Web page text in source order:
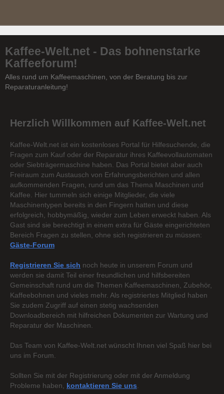
Kaffee-Welt.net - Das bohnenstarke
Kaffeeforum!
Alles rund um Kaffeemaschinen, von der Beratung bis zur
Reparaturanleitung!
Herzlich Willkommen auf Kaffee-Welt.net
Kaffee-Welt.net ist ein kostenloses Portal für Hilfesuchende, die
Fragen zum Kauf oder der Reparatur ihres Kaffeevollautomaten
oder Siebträgermaschine haben. Das Portal bietet aber auch
Freiraum zum Austausch von Erfahrungsberichten und allen
aufkommenden Fragen, rund um das Thema Maschinen und
Kaffee. Hier tummeln sich einige Mitglieder, die viele
Maschinentypen bereits in den Fingern hatten und diese
erfolgreich, hobbymäßig, wieder zum Leben erweckt haben. Als
Gast sind sie berechtigt in einem extra für Gäste eingerichteten
Bereich Fragen zu stellen, ohne sich registrieren zu müssen:
Gäste-Forum
Registrieren Sie sich noch heute in unserem Forum und
werden sie damit Teil einer freundlichen und hilfsbereiten
Gemeinschaft rund um die Themen Kaffeemaschinen, Zubehör,
Kaffeebohnen und vieles mehr. Als registriertes Mitglied haben
Sie zudem Zugriff auf einen stetig wachsenden
Downloadbereich mit hilfreichen Dokumenten zur Wartung und
Reparatur der Maschinen.
Das Team von Kaffee-Welt.net wünscht Ihnen viel Spaß hier bei
uns im Forum.
Sollten Sie mit der Registrierung oder mit der Anmeldung
Probleme haben, kontaktieren Sie uns